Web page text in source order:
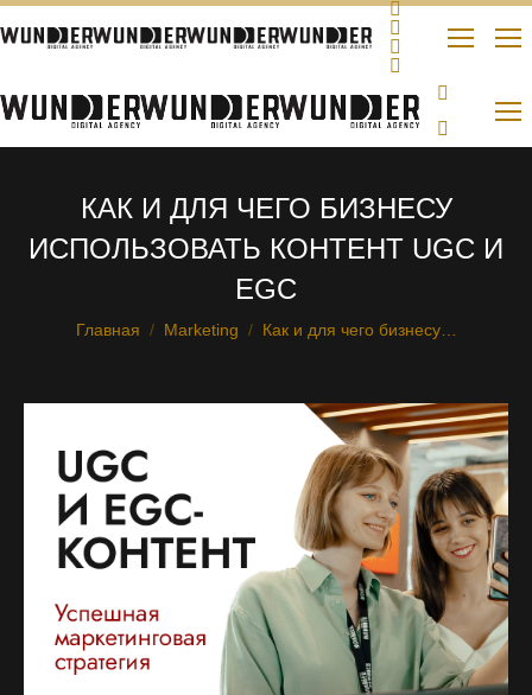
КАК И ДЛЯ ЧЕГО БИЗНЕСУ
ИСПОЛЬЗОВАТЬ КОНТЕНТ UGC И
EGC
Вы здесь:
Главная Marketing Как и для чего бизнесу…